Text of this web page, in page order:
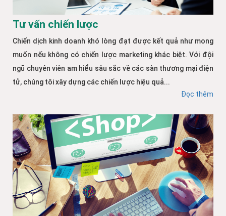
Tư vấn chiến lược
Chiến dịch kinh doanh khó lòng đạt được kết quả như mong
muốn nếu không có chiến lược marketing khác biệt. Với đội
ngũ chuyên viên am hiểu sâu sắc về các sàn thương mại điện
tử, chúng tôi xây dựng các chiến lược hiệu quả...
Đọc thêm